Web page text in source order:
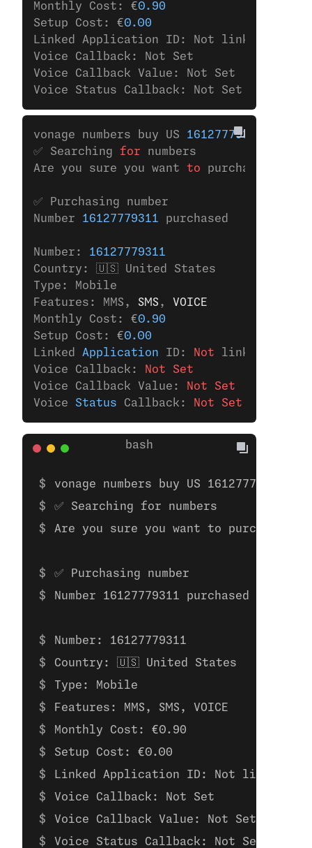
Monthly Cost: €0.90
Setup Cost: €0.00
Linked Application ID: Not linked to
Voice Callback: Not Set
Voice Callback Value: Not Set
Voice Status Callback: Not Set
vonage numbers buy US 16127779311
✅ Searching for numbers
Are you sure you want to purchase the
✅ Purchasing number
Number 16127779311 purchased
Number: 16127779311
Country: 🇺🇸 United States
Type: Mobile
Features: MMS,
SMS ,
VOICE
Monthly Cost: €0.90
Setup Cost: €0.00
Linked Application ID: Not linked
Voice Callback:
Not Set
Voice Callback Value:
Not Set
Voice Status Callback: Not Set
vonage numbers buy US 16127779311
✅ Searching for numbers
Are you sure you want to purchase
✅ Purchasing number
Number 16127779311 purchased
Number: 16127779311
Country: 🇺🇸 United States
Type: Mobile
Features: MMS, SMS, VOICE
Monthly Cost: €0.90
Setup Cost: €0.00
Linked Application ID: Not linked to
Voice Callback: Not Set
Voice Callback Value: Not Set
Voice Status Callback: Not Set